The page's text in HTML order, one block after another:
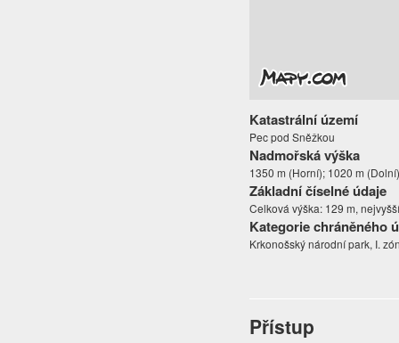
Katastrální území
Pec pod Sněžkou
Nadmořská výška
1350 m (Horní); 1020 m
Základní číselné údaje
Celková výška: 129 m,
Kategorie chráněného
Krkonošský národní park, I.
Přístup